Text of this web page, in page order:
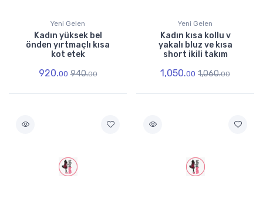
Yeni Gelen
Kadın yüksek bel
önden yırtmaçlı kısa
kot etek
920.00 940.00
Yeni Gelen
Kadın kısa kollu v
yakalı bluz ve kısa
short ikili takım
1,050.00 1,060.00